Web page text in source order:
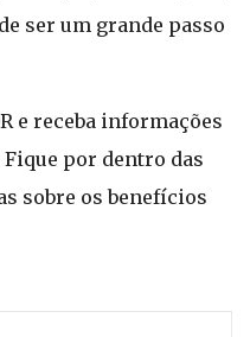
ser um grande passo
e receba informações
por dentro das
sobre os benefícios